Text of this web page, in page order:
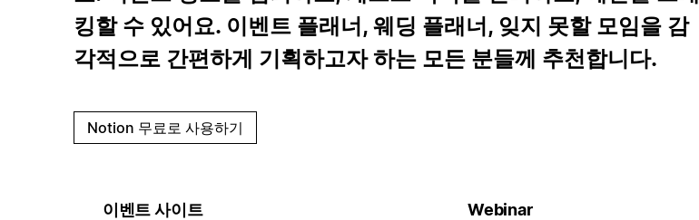
킹할 수 있어요. 이벤트 플래너, 웨딩 플래너, 잊지 못할 모임을 감
각적으로 간편하게 기획하고자 하는 모든 분들께 추천합니다.
Notion 무료로 사용하기
이벤트 사이트 Webinar